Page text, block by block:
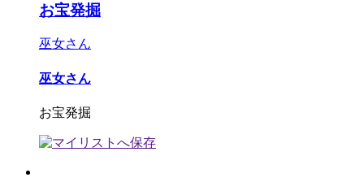
お宝発掘
巫女さん
巫女さん
お宝発掘